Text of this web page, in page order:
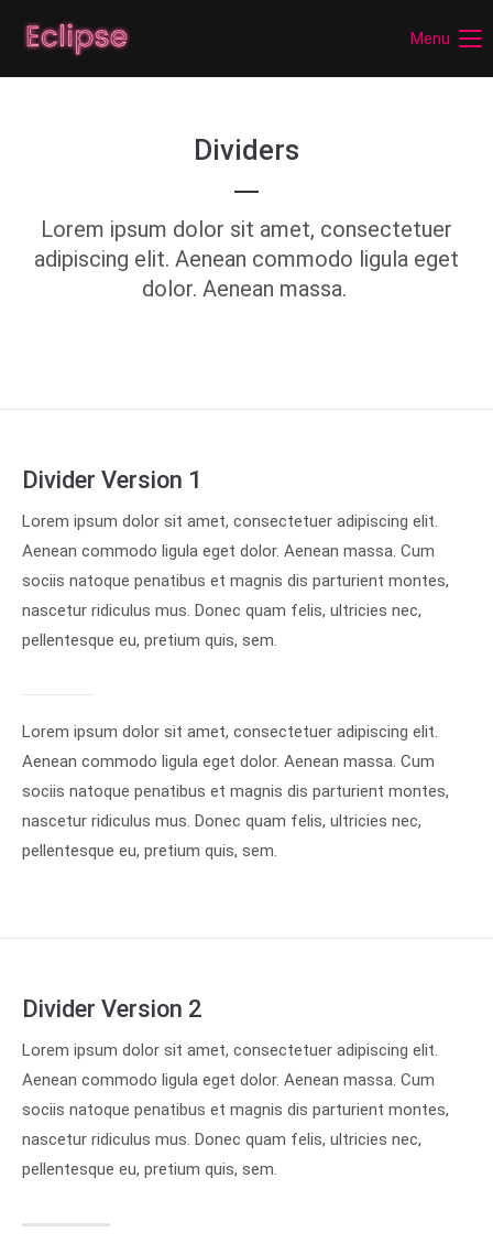
Login
Support
24h/ 365days
Get in touch
Cybersteel Inc.
San Francisco, CA 94102
info@yourdomain.com
About us
adipiscing elit.
Aenean commodo ligula eget dolor. Aenean massa.
Menu
Dividers
Lorem ipsum dolor sit amet, consectetuer
adipiscing elit. Aenean commodo ligula eget
dolor. Aenean massa.
Divider Version 1
Lorem ipsum dolor sit amet, consectetuer adipiscing elit.
Aenean commodo ligula eget dolor. Aenean massa. Cum
sociis natoque penatibus et magnis dis parturient montes,
nascetur ridiculus mus. Donec quam felis, ultricies nec,
pellentesque eu, pretium quis, sem.
Lorem ipsum dolor sit amet, consectetuer adipiscing elit.
Aenean commodo ligula eget dolor. Aenean massa. Cum
sociis natoque penatibus et magnis dis parturient montes,
nascetur ridiculus mus. Donec quam felis, ultricies nec,
pellentesque eu, pretium quis, sem.
Divider Version 2
Lorem ipsum dolor sit amet, consectetuer adipiscing elit.
Aenean commodo ligula eget dolor. Aenean massa. Cum
sociis natoque penatibus et magnis dis parturient montes,
nascetur ridiculus mus. Donec quam felis, ultricies nec,
pellentesque eu, pretium quis, sem.